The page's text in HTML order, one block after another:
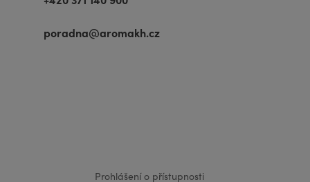
poradna@aromakh.cz
Prohlášení o přístupnosti